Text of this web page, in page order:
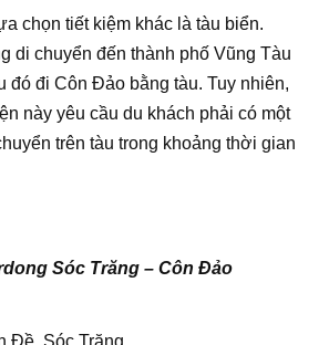
chọn tiết kiệm khác là tàu biển.
di chuyển đến thành phố Vũng Tàu
đó đi Côn Đảo bằng tàu. Tuy nhiên,
này yêu cầu du khách phải có một
trên tàu trong khoảng thời gian
Sóc Trăng – Côn Đảo
Đề, Sóc Trăng